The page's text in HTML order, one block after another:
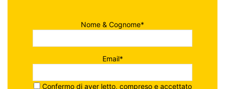
Nome & Cognome*
Email*
Confermo di aver letto, compreso e accettato